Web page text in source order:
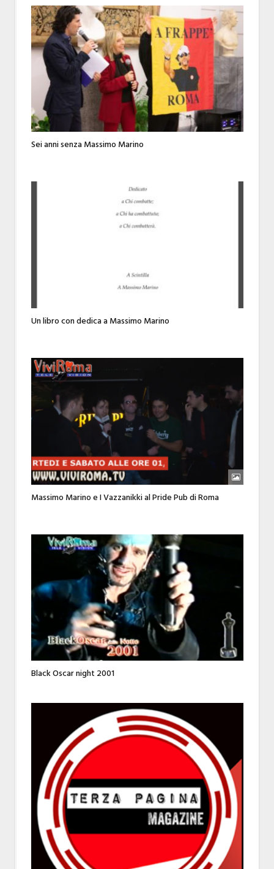
Sei anni senza Massimo Marino
Un libro con dedica a Massimo Marino
Massimo Marino e I Vazzanikki al Pride Pub di Roma
Black Oscar night 2001